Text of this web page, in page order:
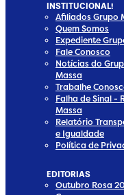
INSTITUCIONAL!
Afiliados Grupo
Quem Somos
Expediente
Fale Conosco
Notícias do
Massa
Trabalhe
Falha de Sinal -
Massa
Relatório
e Igualdade
Política de
EDITORIAS
Outubro Rosa